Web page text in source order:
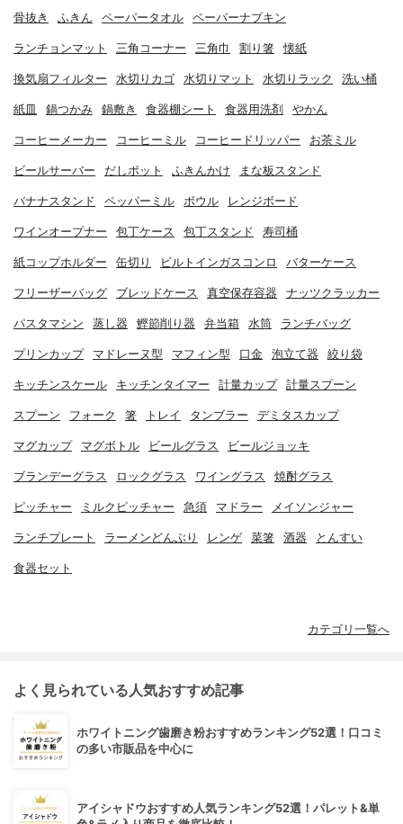
骨抜き ふきん ペーパータオル ペーパーナプキン
ランチョンマット 三角コーナー 三角巾 割り箸 懐紙
換気扇フィルター 水切りカゴ 水切りマット 水切りラック 洗い桶
紙皿 鍋つかみ 鍋敷き 食器棚シート 食器用洗剤 やかん
コーヒーメーカー コーヒーミル コーヒードリッパー お茶ミル
ビールサーバー だしポット ふきんかけ まな板スタンド
バナナスタンド ペッパーミル ボウル レンジボード
ワインオープナー 包丁ケース 包丁スタンド 寿司桶
紙コップホルダー 缶切り ビルトインガスコンロ バターケース
フリーザーバッグ ブレッドケース 真空保存容器 ナッツクラッカー
パスタマシン 蒸し器 鰹節削り器 弁当箱 水筒 ランチバッグ
プリンカップ マドレーヌ型 マフィン型 口金 泡立て器 絞り袋
キッチンスケール キッチンタイマー 計量カップ 計量スプーン
スプーン フォーク 箸 トレイ タンブラー デミタスカップ
マグカップ マグボトル ビールグラス ビールジョッキ
ブランデーグラス ロックグラス ワイングラス 焼酎グラス
ピッチャー ミルクピッチャー 急須 マドラー メイソンジャー
ランチプレート ラーメンどんぶり レンゲ 菜箸 酒器 とんすい
食器セット
カテゴリ一覧へ
よく見られている人気おすすめ記事
ホワイトニング歯磨き粉おすすめランキング52選！口コミ
の多い市販品を中心に
アイシャドウおすすめ人気ランキング52選！パレット&単